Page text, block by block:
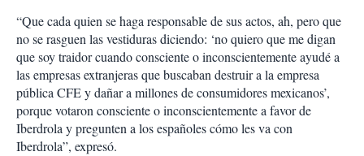
“Que cada quien se haga responsable de sus actos, ah, pero que
no se rasguen las vestiduras diciendo: ‘no quiero que me digan
que soy traidor cuando consciente o inconscientemente ayudé a
las empresas extranjeras que buscaban destruir a la empresa
pública CFE y dañar a millones de consumidores mexicanos’,
porque votaron consciente o inconscientemente a favor de
Iberdrola y pregunten a los españoles cómo les va con
Iberdrola”, expresó.